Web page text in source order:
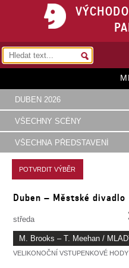
O
Duben – Městské divadlo
středa
M. Brooks – T. Meehan /
VELIKONOČNÍ VSTUPENKOVÉ HODY